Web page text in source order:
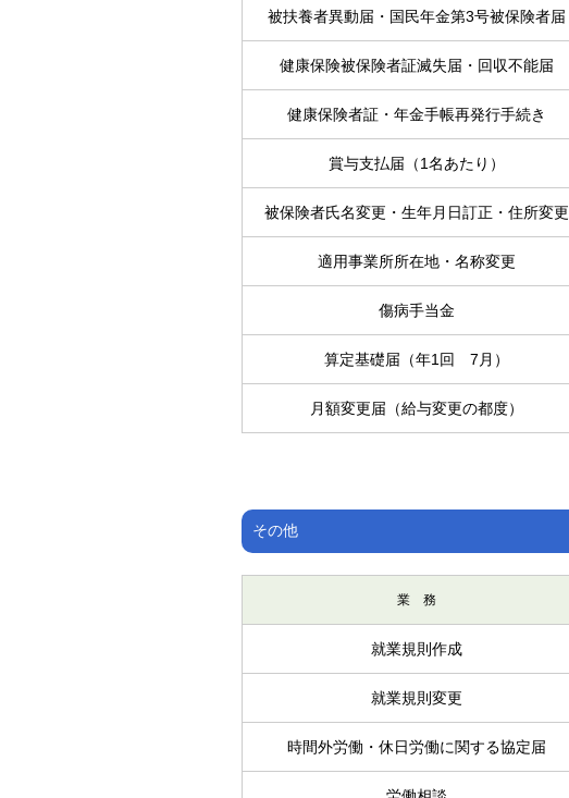
被扶養者異動届・国民年金第3号被保険者届
健康保険被保険者証滅失届・回収不能届
健康保険者証・年金手帳再発行手続き
賞与支払届（1名あたり）
被保険者氏名変更・生年月日訂正・住所変更
適用事業所所在地・名称変更
傷病手当金
算定基礎届（年1回 7月）
月額変更届（給与変更の都度）
その他
業 務
就業規則作成
就業規則変更
時間外労働・休日労働に関する協定届